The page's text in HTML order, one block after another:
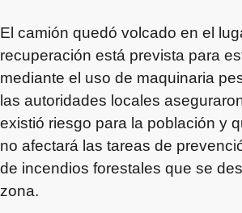
El camión quedó volcado en el
recuperación está prevista para
mediante el uso de maquinaria
las autoridades locales
existió riesgo para la población y
no afectará las tareas de
de incendios forestales que se
zona.